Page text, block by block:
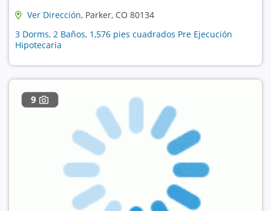
Ver Dirección, Parker, CO 80134
3 Dorms, 2 Baños, 1,576 pies cuadrados Pre Ejecución
Hipotecaria
9